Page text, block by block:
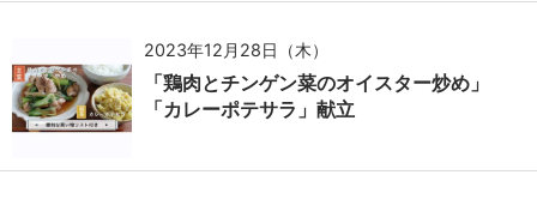
2023年12月28日（木）
「鶏肉とチンゲン菜のオイスター炒め」
「カレーポテサラ」献立